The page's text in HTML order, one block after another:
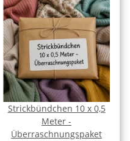
Strickbündchen 10 x 0,5
Meter -
Überraschnungspaket